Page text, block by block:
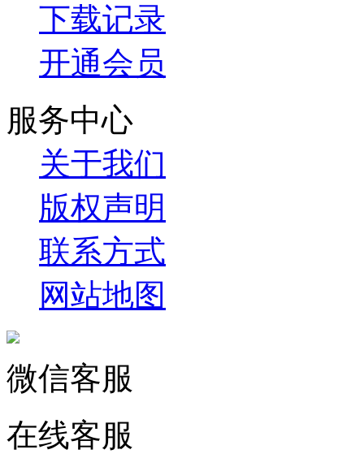
下载记录
开通会员
服务中心
关于我们
版权声明
联系方式
网站地图
微信客服
在线客服